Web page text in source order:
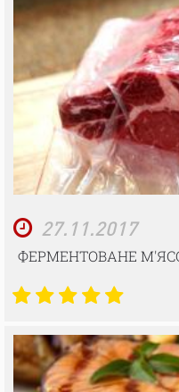
27.11.2017
ФЕРМЕНТОВАНЕ